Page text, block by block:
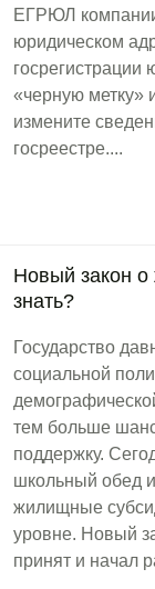
ЕГРЮЛ
юридическом
«черную метку»
измените
госреестре....
Новый закон о
знать?
Государство
социальной
тем больше
поддержку.
школьный обед
жилищные
уровне. Новый
принят и начал